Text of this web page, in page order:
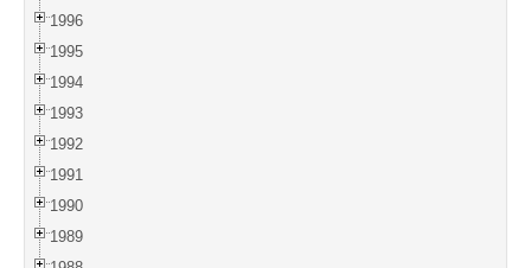
1996
1995
1994
1993
1992
1991
1990
1989